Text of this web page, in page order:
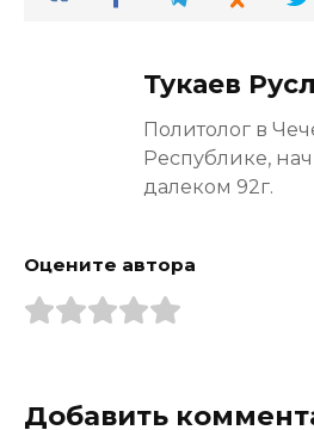
Тукаев
Политолог в
Республике,
далеком 92г.
Оцените автора
Добавить